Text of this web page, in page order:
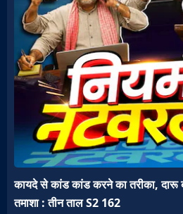
कायदे से कांड कांड करने का तरीका, दारू
तमाशा : तीन ताल S2 162